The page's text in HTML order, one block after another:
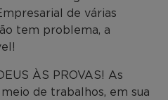
de várias
tem problema, a
ÀS PROVAS! As
de trabalhos, em sua